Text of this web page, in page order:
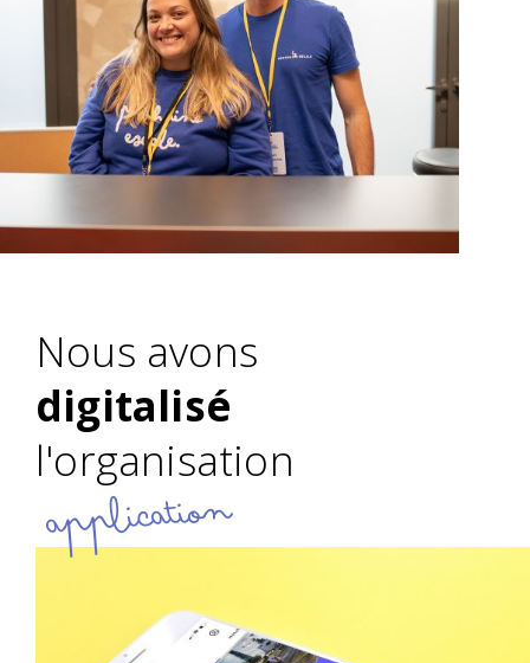
Nous avons
digitalisé
l'organisation
application